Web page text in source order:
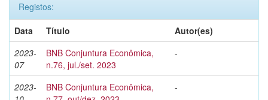
Registos:
Data
Título
Autor(es)
2023-
07
BNB Conjuntura Econômica,
n.76, jul./set. 2023
-
2023-
BNB Conjuntura Econômica,
-